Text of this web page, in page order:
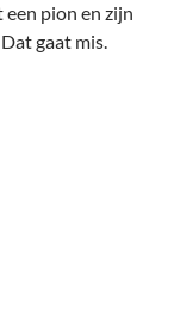
pion en zijn
gaat mis.